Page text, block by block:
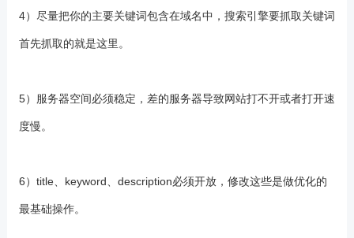
4）尽量把你的主要关键词包含在域名中，搜索引擎要抓取关键词
首先抓取的就是这里。
5） 服务器空间必须稳定，差的服务器导致网站打不开或者打开速
度慢。
6）title、keyword、description必须开放，修改这些是做优化的
最基础操作。